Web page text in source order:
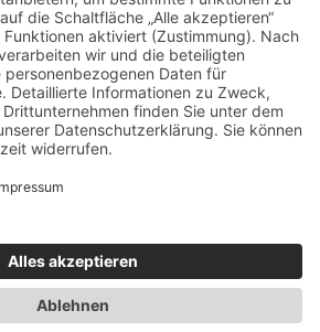
Gera, Goethestr. 6
und 13-16 Uhr
und 13-18 Uhr
IMPRESSUM ANFAHRT / KONTAKT
ZUR BARRIEREFREIHEIT